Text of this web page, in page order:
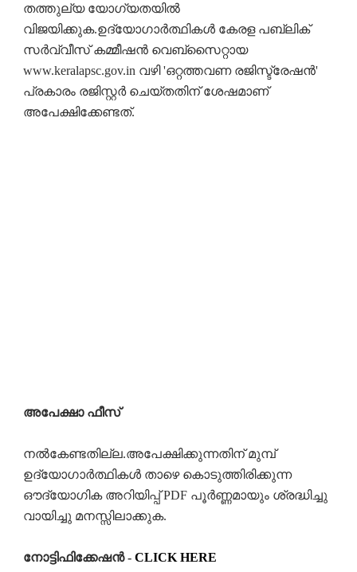
തത്തുല്യ യോഗ്യതയിൽ
വിജയിക്കുക.ഉദ്യോഗാർത്ഥികൾ കേരള പബ്ലിക്
സർവ്വീസ് കമ്മീഷൻ വെബ്സൈറ്റായ
www.keralapsc.gov.in വഴി 'ഒറ്റത്തവണ രജിസ്ട്രേഷൻ'
പ്രകാരം രജിസ്റ്റർ ചെയ്തതിന് ശേഷമാണ്
അപേക്ഷിക്കേണ്ടത്.
അപേക്ഷാ ഫീസ്
നൽകേണ്ടതില്ല.അപേക്ഷിക്കുന്നതിന് മുമ്പ്
ഉദ്യോഗാർത്ഥികൾ താഴെ കൊടുത്തിരിക്കുന്ന
ഔദ്യോഗിക അറിയിപ്പ് PDF പൂർണ്ണമായും ശ്രദ്ധിച്ചു
വായിച്ചു മനസ്സിലാക്കുക.
നോട്ടിഫിക്കേഷൻ - CLICK HERE